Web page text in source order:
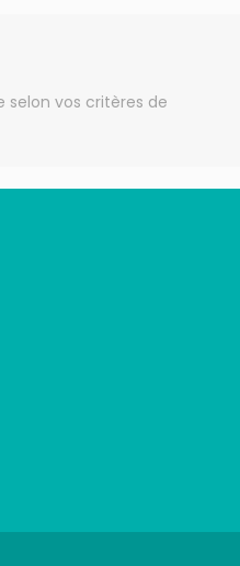
selon vos critères de